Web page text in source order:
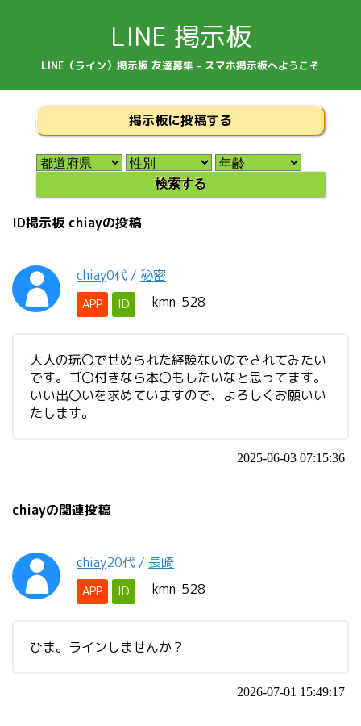
LINE 掲示板
LINE（ライン）掲示板 友達募集 - スマホ掲示板へようこそ
掲示板に投稿する
ID掲示板 chiayの投稿
chiay0代 / 秘密
APP ID kmn-528
大人の玩〇でせめられた経験ないのでされてみたい
です。ゴ〇付きなら本〇もしたいなと思ってます。
いい出〇いを求めていますので、よろしくお願いい
たします。
2025-06-03 07:15:36
chiayの関連投稿
chiay20代 / 長崎
APP ID kmn-528
ひま。ラインしませんか？
2026-07-01 15:49:17